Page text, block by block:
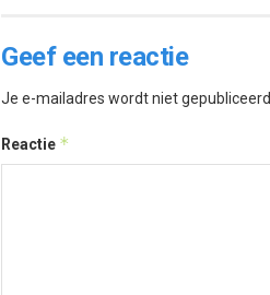
Geef een reactie
Je e-mailadres wordt niet gepubliceerd.
Reactie *